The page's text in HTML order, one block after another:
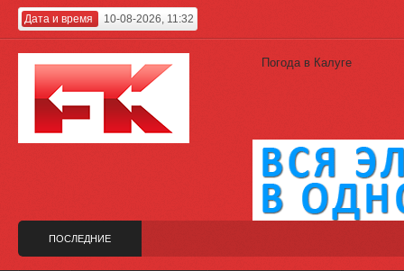
Дата и время 10-08-2026, 11:32
Погода в Калуге
ПОСЛЕДНИЕ